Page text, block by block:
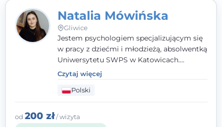
Natalia Mówińska
Gliwice
Jestem psychologiem specjalizującym się
w pracy z dziećmi i młodzieżą, absolwentką
Uniwersytetu SWPS w Katowicach.
Prowadzę konsultacje oraz terapię
nastawioną na potrzeby dziecka i jego
rodziny. Najważniejsze jest dla mnie
stworzenie bezpiecznego miejsca, w
którym dziecko czuje się zauważone i
zrozumiane.
Czytaj więcej
Polski
od 200 zł/ wizyta